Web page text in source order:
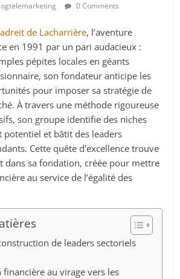
0 Comments
de Lacharrière, l’aventure
en 1991 par un pari audacieux :
pépites locales en géants
son fondateur anticipe les
pour imposer sa stratégie de
À travers une méthode rigoureuse
son groupe identifie des niches
potentiel et bâtit des leaders
Cette quête d’excellence trouve
dans sa fondation, créée pour mettre
au service de l’égalité des
de leaders sectoriels
au virage vers les